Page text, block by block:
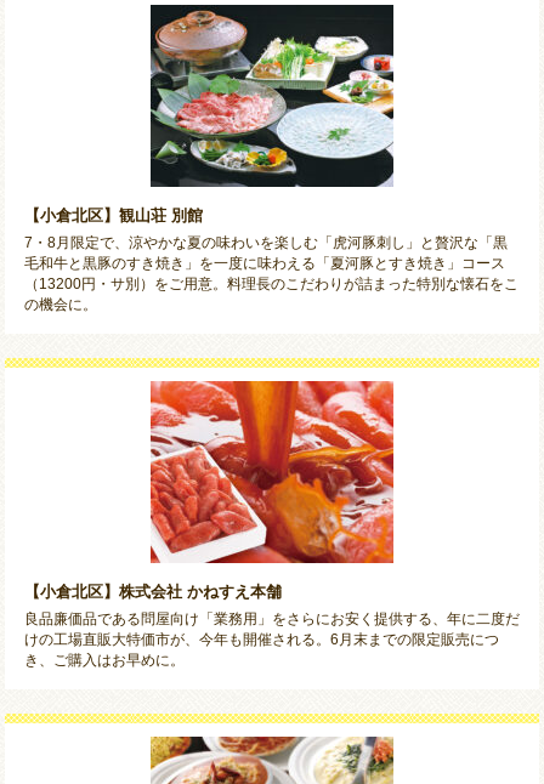
【小倉北区】観山荘 別館
7・8月限定で、涼やかな夏の味わいを楽しむ「虎河豚刺し」と贅沢な「黒
毛和牛と黒豚のすき焼き」を一度に味わえる「夏河豚とすき焼き」コース
（13200円・サ別）をご用意。料理長のこだわりが詰まった特別な懐石をこ
の機会に。
【小倉北区】株式会社 かねすえ本舗
良品廉価品である問屋向け「業務用」をさらにお安く提供する、年に二度だ
けの工場直販大特価市が、今年も開催される。6月末までの限定販売につ
き、ご購入はお早めに。